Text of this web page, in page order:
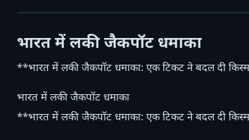
भारत में लकी जैकपॉट धमाका
**भारत में लकी जैकपॉट धमाका: एक टिकट ने बदल दी
भारत में लकी जैकपॉट धमाका
**भारत में लकी जैकपॉट धमाका: एक टिकट ने बदल दी